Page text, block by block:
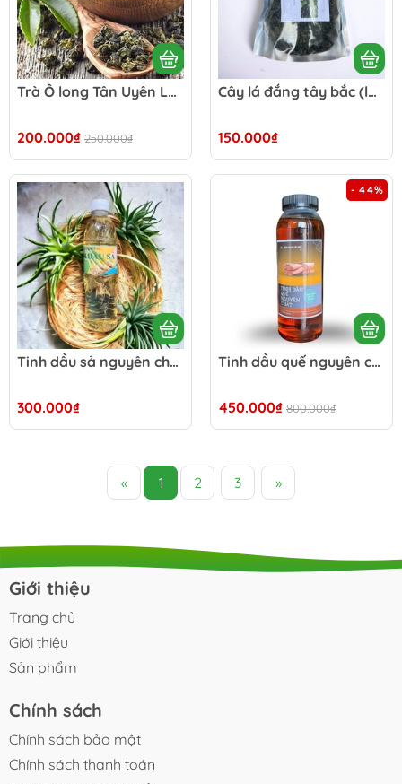
Trà Ô long Tân Uyên Lai Châu - 500G
200.000₫ 250.000₫
Cây lá đắng tây bắc (lá cơm kìa) - 500g
150.000₫
Tinh dầu sả nguyên chất 500ml
300.000₫
- 44%
Tinh dầu quế nguyên chất 100%
450.000₫ 800.000₫
« 1 2 3 »
Giới thiệu
Trang chủ
Giới thiệu
Sản phẩm
Chính sách
Chính sách bảo mật
Chính sách thanh toán